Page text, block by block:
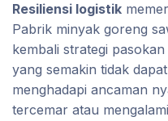
Resiliensi logistik
Pabrik minyak goreng
kembali strategi
yang semakin tidak
menghadapi ancaman
tercemar atau